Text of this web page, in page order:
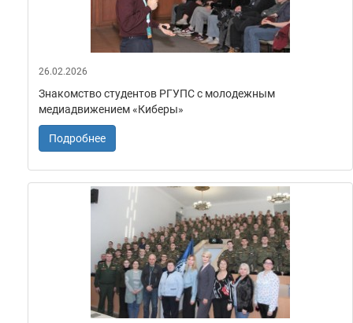
26.02.2026
Знакомство студентов РГУПС с молодежным
медиадвижением «Киберы»
Подробнее